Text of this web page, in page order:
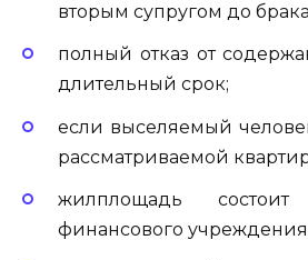
вторым супругом до
полный отказ от
длительный срок;
если выселяемый
рассматриваемой
жилплощадь
финансового